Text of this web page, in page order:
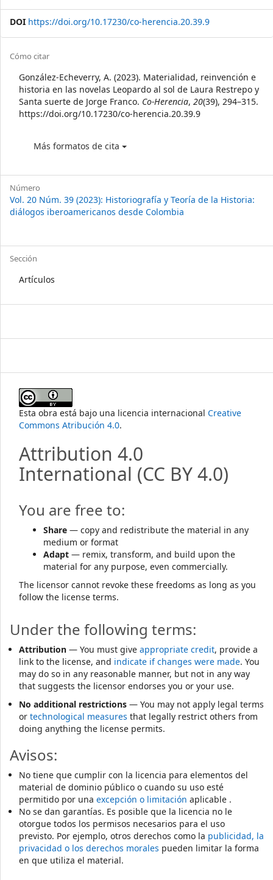
DOI https://doi.org/10.17230/co-herencia.20.39.9
Article
Details
Cómo citar
González-Echeverry, A. (2023). Materialidad, reinvención e
historia en las novelas Leopardo al sol de Laura Restrepo y
Santa suerte de Jorge Franco. Co-Herencia, 20(39), 294–315.
https://doi.org/10.17230/co-herencia.20.39.9
Más formatos de cita
Número
Vol. 20 Núm. 39 (2023): Historiografía y Teoría de la Historia:
diálogos iberoamericanos desde Colombia
Sección
Artículos
Esta obra está bajo una licencia internacional Creative
Commons Atribución 4.0.
Attribution 4.0
International (CC BY 4.0)
You are free to:
Share — copy and redistribute the material in any
medium or format
Adapt — remix, transform, and build upon the
material for any purpose, even commercially.
The licensor cannot revoke these freedoms as long as you
follow the license terms.
Under the following terms:
Attribution — You must give appropriate credit, provide a
link to the license, and indicate if changes were made. You
may do so in any reasonable manner, but not in any way
that suggests the licensor endorses you or your use.
No additional restrictions — You may not apply legal terms
or technological measures that legally restrict others from
doing anything the license permits.
Avisos:
No tiene que cumplir con la licencia para elementos del
material de dominio público o cuando su uso esté
permitido por una excepción o limitación aplicable .
No se dan garantías. Es posible que la licencia no le
otorgue todos los permisos necesarios para el uso
previsto. Por ejemplo, otros derechos como la publicidad, la
privacidad o los derechos morales pueden limitar la forma
en que utiliza el material.